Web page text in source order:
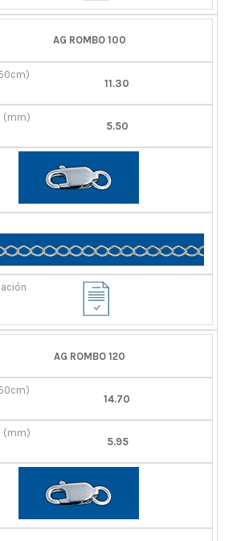
AG ROMBO 100
11.30
5.50
AG ROMBO 120
14.70
5.95